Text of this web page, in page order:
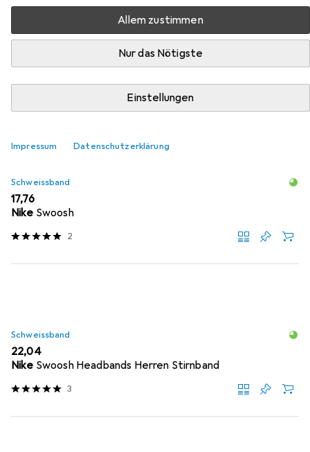
Allem zustimmen
Nur das Nötigste
Einstellungen
Impressum Datenschutzerklärung
Schweissband und Pickleball Bälle.
Schweissband Pickleball Bälle
Schweissband
EUR
17,76
Nike Swoosh
2
Schweissband
EUR
22,04
Nike Swoosh Headbands Herren Stirnband
3